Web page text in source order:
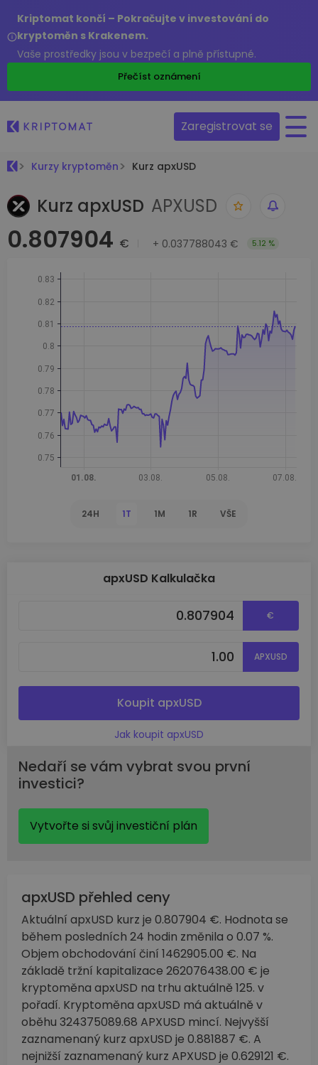
Kriptomat končí – Pokračujte v investování do
kryptoměn s Krakenem.
Vaše prostředky jsou v bezpečí a plně přístupné.
Přečíst oznámení
Zaregistrovat se
Kurzy kryptoměn Kurz apxUSD
Kurz apxUSD APXUSD
0.807904 € + 0.037788043 € 5.12 %
24H 1T 1M 1R VŠE
apxUSD Kalkulačka
€
APXUSD
Koupit apxUSD
Jak koupit apxUSD
Nedaří se vám vybrat svou první
investici?
Vytvořte si svůj investiční plán
apxUSD přehled ceny
Aktuální apxUSD kurz je 0.807904 €. Hodnota se
během posledních 24 hodin změnila o 0.07 %.
Objem obchodování činí 1462905.00 €. Na
základě tržní kapitalizace 262076438.00 € je
kryptoměna apxUSD na trhu aktuálně 125. v
pořadí. Kryptoměna apxUSD má aktuálně v
oběhu 324375089.68 APXUSD mincí. Nejvyšší
zaznamenaný kurz apxUSD je 0.881887 €. A
nejnižší zaznamenaný kurz APXUSD je 0.629121 €.